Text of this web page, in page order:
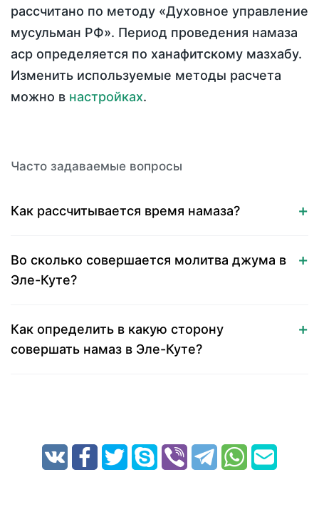
рассчитано по методу «Духовное управление
мусульман РФ». Период проведения намаза
аср определяется по ханафитскому мазхабу.
Изменить используемые методы расчета
можно в настройках.
Часто задаваемые вопросы
Как рассчитывается время намаза?
Во сколько совершается молитва джума в
Эле-Куте?
Как определить в какую сторону
совершать намаз в Эле-Куте?